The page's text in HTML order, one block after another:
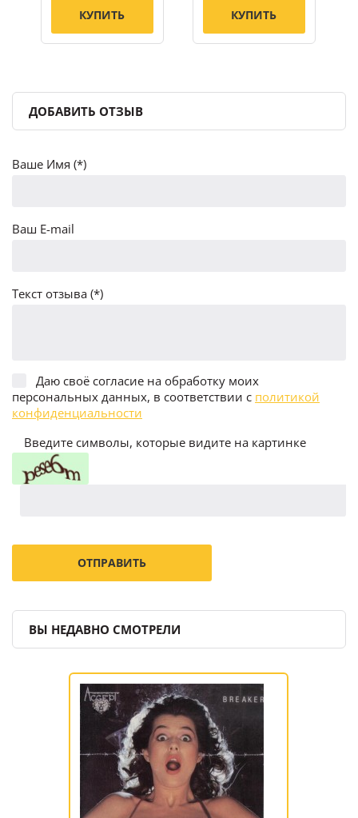
КУПИТЬ КУПИТЬ
ДОБАВИТЬ ОТЗЫВ
Ваше Имя (*)
Ваш E-mail
Текст отзыва (*)
Даю своё согласие на обработку моих
персональных данных, в соответствии с политикой
конфиденциальности
Введите символы, которые видите на картинке
ВЫ НЕДАВНО СМОТРЕЛИ